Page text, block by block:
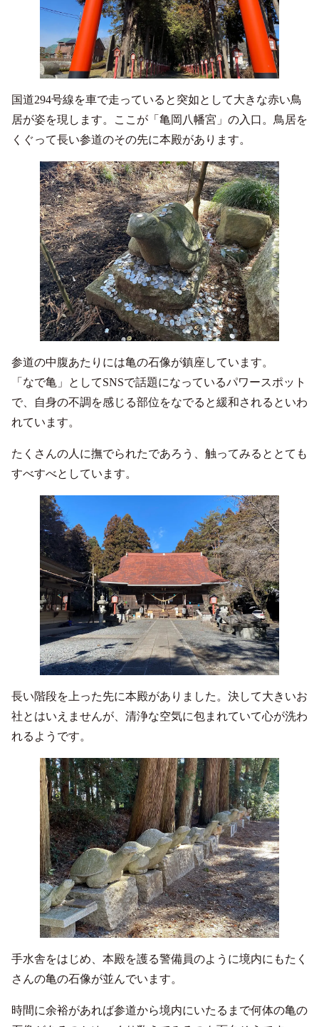
国道294号線を車で走っていると突如として大きな赤い鳥
居が姿を現します。ここが「亀岡八幡宮」の入口。鳥居を
くぐって長い参道のその先に本殿があります。
参道の中腹あたりには亀の石像が鎮座しています。
「なで亀」としてSNSで話題になっているパワースポット
で、自身の不調を感じる部位をなでると緩和されるといわ
れています。
たくさんの人に撫でられたであろう、触ってみるととても
すべすべとしています。
長い階段を上った先に本殿がありました。決して大きいお
社とはいえませんが、清浄な空気に包まれていて心が洗わ
れるようです。
手水舎をはじめ、本殿を護る警備員のように境内にもたく
さんの亀の石像が並んでいます。
時間に余裕があれば参道から境内にいたるまで何体の亀の